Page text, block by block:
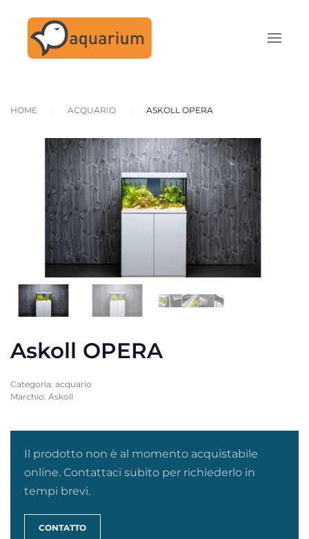
Skip to main content
HOME ACQUARIO ASKOLL OPERA
Askoll OPERA
Categoria: acquario
Marchio: Askoll
Il prodotto non è al momento acquistabile
online. Contattaci subito per richiederlo in
tempi brevi.
CONTATTO